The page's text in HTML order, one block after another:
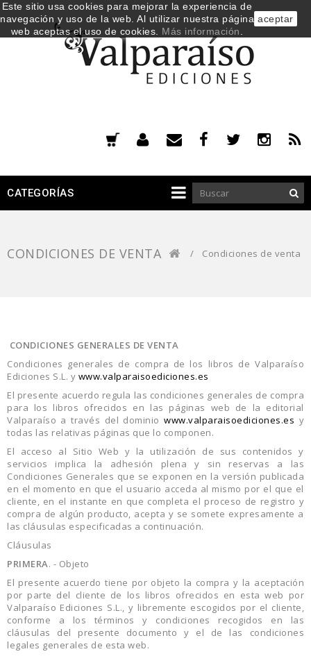
CATEGORÍAS
CONDICIONES DE VENTA / Condiciones de venta
CONDICIONES GENERALES DE VENTA
Condiciones generales de compra de los libros de Valparaíso
Ediciones S.L. y www.valparaisoediciones.es
El presente acuerdo regula las condiciones generales de compra
para los libros ofrecidos en las páginas web de la editorial
Valparaíso a través del dominiowww.valparaisoediciones.es y
todas las relativas páginas que lo componen.
El acceso al Sitio Web y la utilización de sus contenidos y
servicios implica la adhesión plena y sin reservas a las
Condiciones Generales que se exponen en la versión publicada
en el momento en que el usuario acceda al mismo por el que el
cliente, en el instante en que completa el proceso de registro y
compra de algún producto, acepta y se somete expresamente a
las cláusulas especificadas a continuación.
Cláusulas
PRIMERA. - Objeto
El presente acuerdo tiene por objeto la compra y la aceptación
por parte del cliente de los libros ofrecidos en esta web por
Valparaíso Ediciones S.L., y libremente escogidos por el cliente,
conforme a los términos y condiciones recogidos en las
cláusulas del presente documento y el de las condiciones
legales generales de esta web.
Este sitio usa cookies para mejorar la experiencia de
navegación y uso de la web. Al utilizar nuestra página
web aceptas el uso de cookies. Más información
aceptar